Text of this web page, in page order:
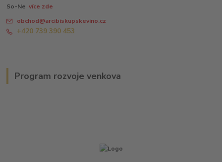
So-Nevíce zde
obchod@arcibiskupskevino.cz
+420 739 390 453
Program rozvoje venkova